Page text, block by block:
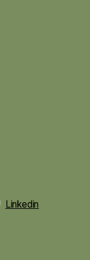
Linkedin